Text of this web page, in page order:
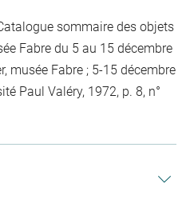
sommaire des objets
Fabre du 5 au 15 décembre
musée Fabre ; 5-15 décembre
Paul Valéry, 1972, p. 8, n°